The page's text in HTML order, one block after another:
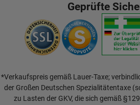
Geprüfte
*Verkaufspreis gemäß Lauer-Taxe;
der Großen Deutschen Spezialitätentaxe
zu Lasten der GKV, die sich gemäß